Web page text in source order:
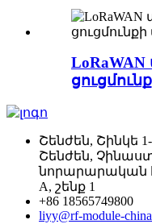
Շենժեն, Շինկե
Շենժեն,
նորարարական
A, շենք 1
+86 18565749800
liyy@rf-module-